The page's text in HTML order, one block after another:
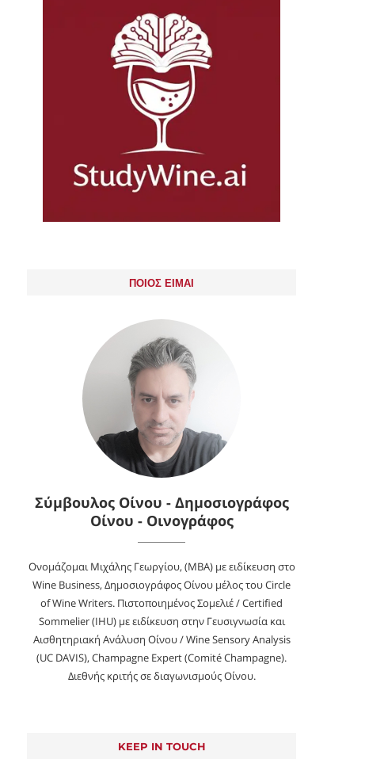
ΠΟΙΟΣ ΕΙΜΑΙ
Σύμβουλος Οίνου - Δημοσιογράφος
Οίνου - Οινογράφος
Ονομάζομαι Μιχάλης Γεωργίου, (MBA) με ειδίκευση στο
Wine Business, Δημοσιογράφος Οίνου μέλος του Circle
of Wine Writers. Πιστοποιημένος Σομελιέ / Certified
Sommelier (IHU) με ειδίκευση στην Γευσιγνωσία και
Αισθητηριακή Ανάλυση Οίνου / Wine Sensory Analysis
(UC DAVIS), Champagne Expert (Comité Champagne).
Διεθνής κριτής σε διαγωνισμούς Οίνου.
KEEP IN TOUCH